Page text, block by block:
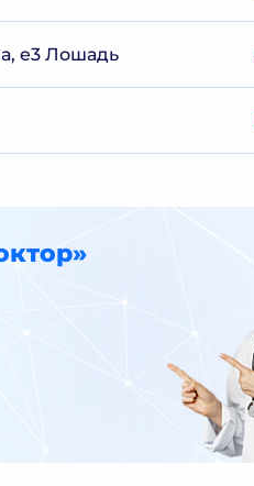
e3 Лошадь